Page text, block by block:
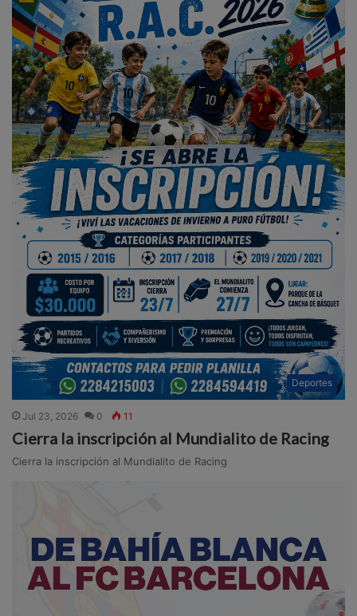
Deportes
Jul 23, 2026 0 11
Cierra la inscripción al Mundialito de Racing
Cierra la inscripción al Mundialito de Racing